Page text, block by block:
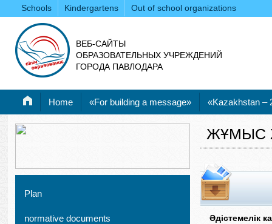
Schools Kindergartens Out of school organizations
ВЕБ-САЙТЫ
ОБРАЗОВАТЕЛЬНЫХ УЧРЕЖДЕНИЙ
ГОРОДА ПАВЛОДАРА
Home «For building a message» «Kazakhstan –
Plan
normative documents
ЖҰМЫС
Әдістемелік